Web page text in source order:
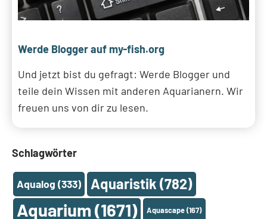
Werde Blogger auf my-fish.org
Und jetzt bist du gefragt: Werde Blogger und
teile dein Wissen mit anderen Aquarianern. Wir
freuen uns von dir zu lesen.
Schlagwörter
Aqualog (333) Aquaristik (782)
Aquarium (1671) Aquascape(167)